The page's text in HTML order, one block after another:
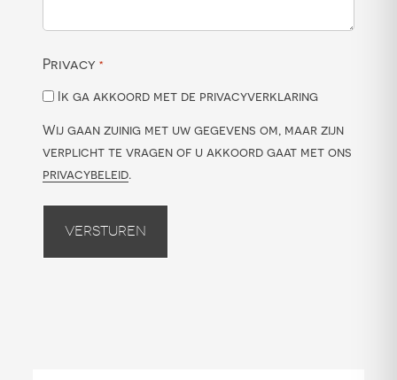
Privacy *
Ik ga akkoord met de privacyverklaring
Wij gaan zuinig met uw gegevens om, maar zijn
verplicht te vragen of u akkoord gaat met ons
privacybeleid.
Versturen